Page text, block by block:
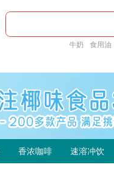
牛奶 食用油
香浓咖啡 速溶冲饮